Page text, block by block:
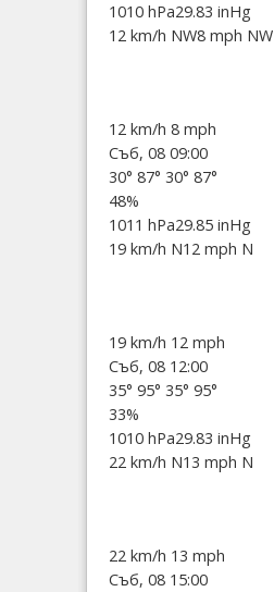
1010 hPa29.83 inHg
12 km/h NW8 mph NW
12 km/h 8 mph
Съб, 08 09:00
30° 87° 30° 87°
48%
1011 hPa29.85 inHg
19 km/h N12 mph N
19 km/h 12 mph
Съб, 08 12:00
35° 95° 35° 95°
33%
1010 hPa29.83 inHg
22 km/h N13 mph N
22 km/h 13 mph
Съб, 08 15:00